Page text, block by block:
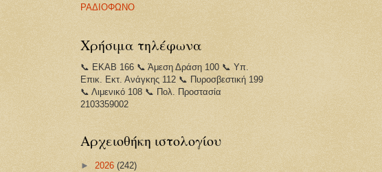
ΡΑΔΙΟΦΩΝΟ
Χρήσιμα τηλέφωνα
📞 ΕΚΑΒ 166 📞 Άμεση Δράση 100 📞 Υπ.
Επικ. Εκτ. Ανάγκης 112 📞 Πυροσβεστική 199
📞 Λιμενικό 108 📞 Πολ. Προστασία
2103359002
Αρχειοθήκη ιστολογίου
► 2026 (242)